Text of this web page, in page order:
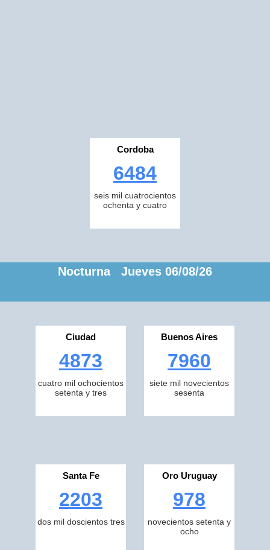
Cordoba
6484
seis mil cuatrocientos
ochenta y cuatro
Nocturna Jueves 06/08/26
Ciudad
4873
cuatro mil ochocientos
setenta y tres
Buenos Aires
7960
siete mil novecientos
sesenta
Santa Fe
2203
dos mil doscientos tres
Oro Uruguay
978
novecientos setenta y
ocho